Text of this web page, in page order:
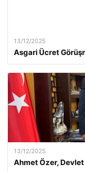
13/12/2025
Asgari Ücret
13/12/2025
Ahmet Özer,